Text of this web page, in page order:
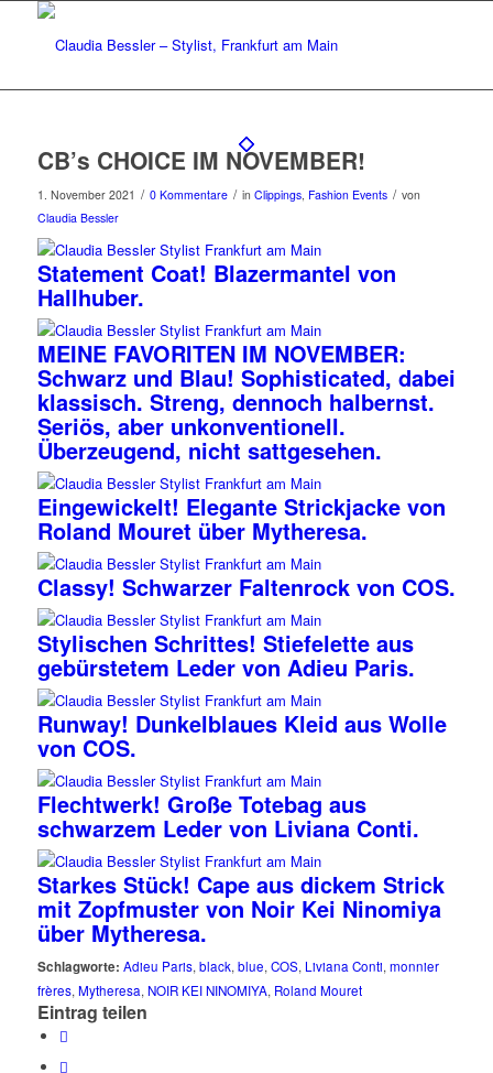
CB’s CHOICE IM NOVEMBER!
1. November 2021 / 0 Kommentare / in Clippings, Fashion Events / von
Claudia Bessler
Statement Coat! Blazermantel von
Hallhuber.
MEINE FAVORITEN IM NOVEMBER:
Schwarz und Blau! Sophisticated, dabei
klassisch. Streng, dennoch halbernst.
Seriös, aber unkonventionell.
Überzeugend, nicht sattgesehen.
Eingewickelt! Elegante Strickjacke von
Roland Mouret über Mytheresa.
Classy! Schwarzer Faltenrock von COS.
Stylischen Schrittes! Stiefelette aus
gebürstetem Leder von Adieu Paris.
Runway! Dunkelblaues Kleid aus Wolle
von COS.
Flechtwerk! Große Totebag aus
schwarzem Leder von Liviana Conti.
Starkes Stück! Cape aus dickem Strick
mit Zopfmuster von Noir Kei Ninomiya
über Mytheresa.
Schlagworte: Adieu Paris, black, blue, COS, Liviana Conti, monnier
frères, Mytheresa, NOIR KEI NINOMIYA, Roland Mouret
Eintrag teilen